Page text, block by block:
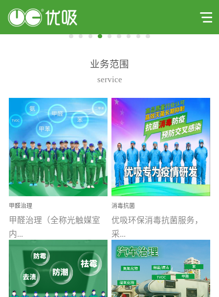
业务范围
service
甲醛治理
甲醛治理（全称光触媒室
内...
空气污染净化治理）工业
文明的进步，创造了多姿
消毒抗菌
优吸环保消毒抗菌服务，
采...
用行业公认奥维牌消毒
液，具备杀死人体冠状病